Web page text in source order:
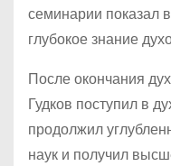
семинарии показал
глубокое знание
После окончания
Гудков поступил в
продолжил
наук и получил